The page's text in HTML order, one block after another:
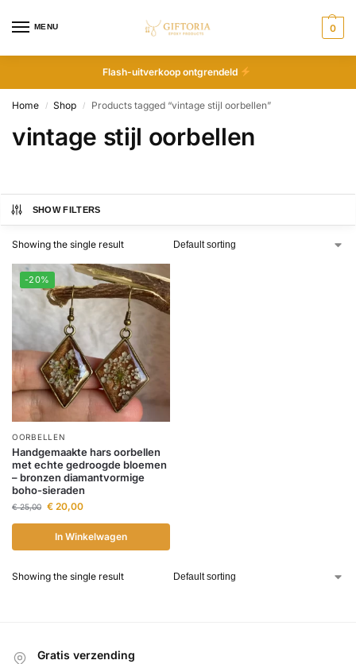
MENU 0
Flash-uitverkoop ontgrendeld
Home / Shop / Products tagged “vintage stijl oorbellen”
vintage stijl oorbellen
SHOW FILTERS
Showing the single result
-20%
OORBELLEN
Handgemaakte hars oorbellen
met echte gedroogde bloemen
– bronzen diamantvormige
boho-sieraden
€25,00 € 20,00
In Winkelwagen
Showing the single result
Gratis verzending